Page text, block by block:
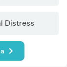
Distress